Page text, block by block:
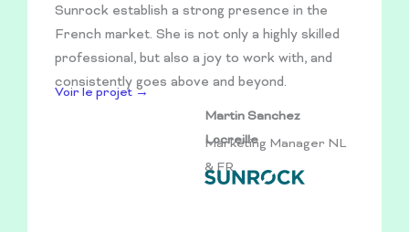
Sunrock establish a strong presence in the
French market. She is not only a highly skilled
professional, but also a joy to work with, and
consistently goes above and beyond.
Voir le projet →
Martin Sanchez
Locreille
Marketing Manager NL
& FR